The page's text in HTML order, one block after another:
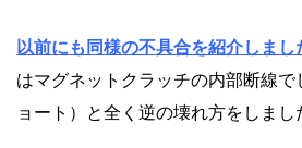
以前にも同様の不具合を紹介しまし
はマグネットクラッチの内部断線
ョート）と全く逆の壊れ方をしまし